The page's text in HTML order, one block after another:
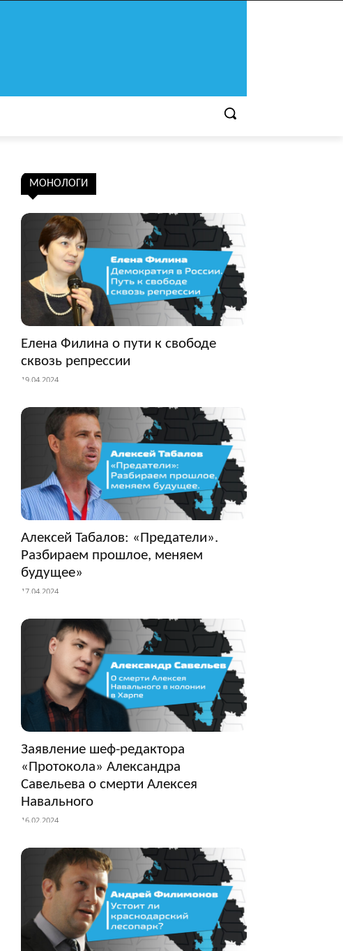
МОНОЛОГИ
Елена Филина о пути к свободе
сквозь репрессии
19.04.2024
Алексей Табалов: «Предатели».
Разбираем прошлое, меняем
будущее»
17.04.2024
Заявление шеф-редактора
«Протокола» Александра
Савельева о смерти Алексея
Навального
16.02.2024